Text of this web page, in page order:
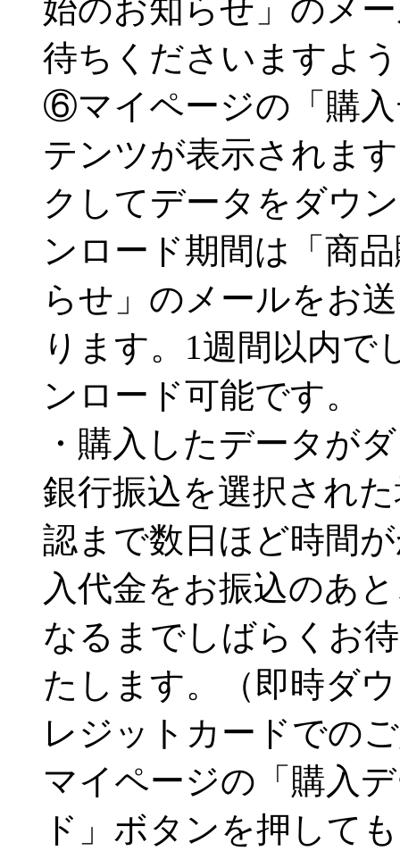
始のお知らせ」のメ
待ちくださいますよ
⑥マイページの「購
テンツが表示されま
クしてデータをダウ
ンロード期間は「商
らせ」のメールをお
ります。1週間以内で
ンロード可能です。
・購入したデータが
銀行振込を選択され
認まで数日ほど時間
入代金をお振込のあ
なるまでしばらくお
たします。（即時ダ
レジットカードでの
マイページの「購入
ド」ボタンを押して